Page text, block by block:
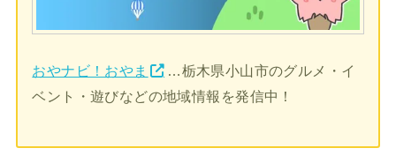
おやナビ！おやま
…栃木県小山市のグルメ・イ
ベント・遊びなどの地域情報を発信中！